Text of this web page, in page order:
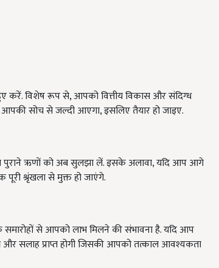
करें. विशेष रूप से, आपको वित्तीय विकास और संदिग्ध
आपकी सोच से जल्दी आएगा, इसलिए तैयार हो जाइए.
पुराने ऋणों को अब सुलझा लें. इसके अलावा, यदि आप आगे
श्रृंखला से मुक्त हो जाएंगे.
से आपको लाभ मिलने की संभावना है. यदि आप
और सलाह प्राप्त होगी जिसकी आपको तत्काल आवश्यकता